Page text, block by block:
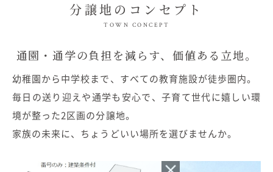
分譲地のコンセプト
TOWN CONCEPT
通園・通学の負担を減らす、価値ある立地。
幼稚園から中学校まで、すべての教育施設が徒歩圏内。
毎日の送り迎えや通学も安心で、子育て世代に嬉しい環
境が整った2区画の分譲地。
家族の未来に、ちょうどいい場所を選びませんか。